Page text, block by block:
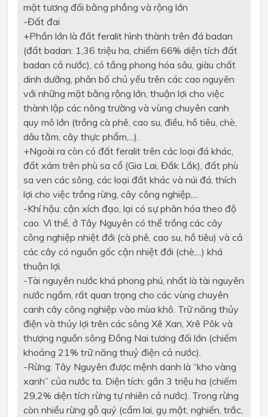
mặt tương đối bằng phẳng và rộng lớn
-Đất đai
+Phần lớn là đất feralit hình thành trên đá badan
(đất badan: 1,36 triệu ha, chiếm 66% diện tích đất
badan cả nước), có tầng phong hóa sâu, giàu chất
dinh dưỡng, phân bố chủ yếu trên các cao nguyên
với những mặt bằng rộng lớn, thuận lợi cho việc
thành lập các nông trường và vùng chuyên canh
quy mô lớn (trồng cà phê, cao su, điều, hồ tiêu, chè,
dâu tằm, cây thực phẩm,...).
+Ngoài ra còn có đất feralit trên các loại đá khác,
đất xám trên phù sa cổ (Gia Lai, Đắk Lắk), đất phù
sa ven các sông, các loại đất khác và núi đá, thích
lợi cho việc trồng rừng, cây công nghiệp,...
-Khí hậu: cận xích đạo, lại có sự phân hóa theo độ
cao. Vì thế, ở Tây Nguyên có thể trồng các cây
công nghiệp nhiệt đới (cà phê, cao su, hồ tiêu) và cả
các cây có nguồn gốc cận nhiệt đới (chè,...) khá
thuận lợi.
-Tài nguyên nước khá phong phú, nhất là tài nguyên
nước ngầm, rất quan trọng cho các vùng chuyên
canh cây công nghiệp vào mùa khô. Trữ năng thủy
điện và thủy lợi trên các sông Xê Xan, Xrê Pôk và
thượng nguồn sông Đồng Nai tương đối lớn (chiếm
khoảng 21% trữ năng thuỷ điện cả nước).
-Rừng: Tây Nguyên được mệnh danh là “kho vàng
xanh” của nước ta. Diện tích: gần 3 triệu ha (chiếm
29,2% diện tích rừng tự nhiên cả nước). Trong rừng
còn nhiều rừng gỗ quý (cẩm lai, gụ mật, nghiến, trắc,